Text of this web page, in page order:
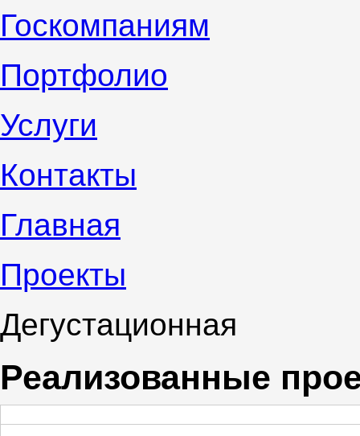
Госкомпаниям
Портфолио
Услуги
Контакты
Главная
Проекты
Дегустационная
Реализованные